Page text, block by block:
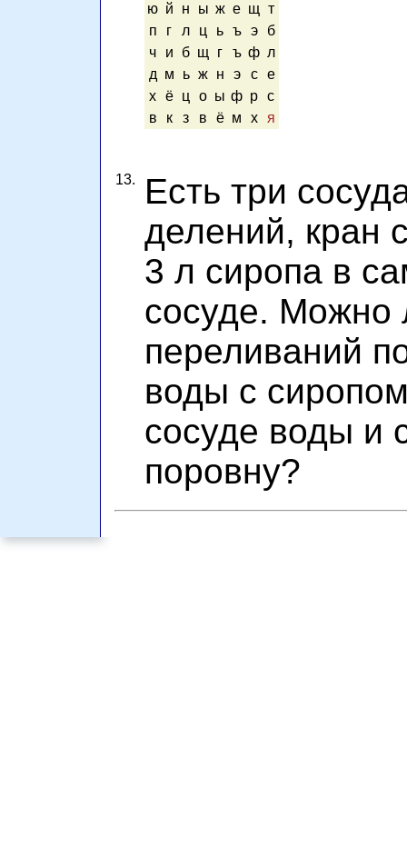
ю й н ы ж е щ т
п
г л ц ь ъ э
б
ч
и б щ г ъ ф л
д м ь ж н э с
е
х ё ц о ы ф р с
в
к з в ё м х я
13.
Есть три
делений, кран
3 л сиропа в
сосуде.
переливаний
воды с
сосуде воды и
поровну?